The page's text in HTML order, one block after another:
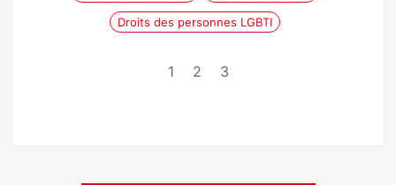
Droits des personnes LGBTI
1 2 3